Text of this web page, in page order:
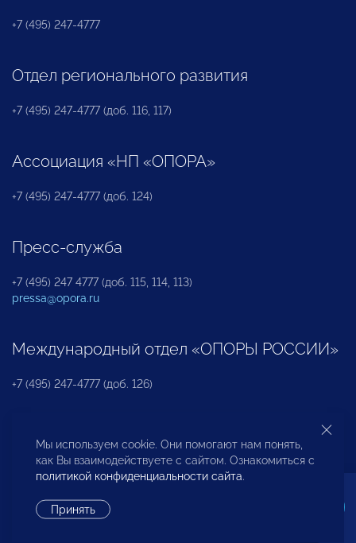
+7 (495) 247-4777
Отдел регионального развития
+7 (495) 247-4777 (доб. 116, 117)
Ассоциация «НП «ОПОРА»
+7 (495) 247-4777 (доб. 124)
Пресс-служба
+7 (495) 247 4777 (доб. 115, 114, 113)
pressa@opora.ru
Международный отдел «ОПОРЫ РОССИИ»
+7 (495) 247-4777 (доб. 126)
Бюро по защите прав предпринимателей и
инвесторов
Мы используем cookie. Они помогают нам понять,
как Вы взаимодействуете с сайтом. Ознакомиться с
политикой конфиденциальности сайта.
Принять